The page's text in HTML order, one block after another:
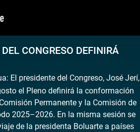
CONGRESO DEFINIRÁ
El presidente del Congreso, José Jerí,
el Pleno definirá la conformación
Permanente y la Comisión de
2025–2026. En la misma sesión se
de la presidenta Boluarte a países